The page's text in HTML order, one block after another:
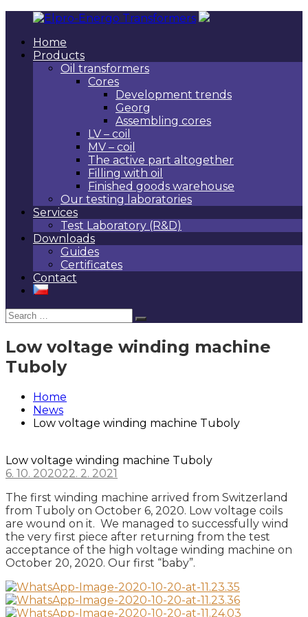
content
Elpro-
Energo
Transformers
Manufacturer
Home
Products
Oil transformers
Cores
Development trends
Georg
Assembling cores
LV – coil
MV – coil
The active part altogether
Filling with oil
Finished goods warehouse
Our testing laboratories
Services
Test Laboratory (R&D)
Downloads
Guides
Certificates
Contact
Search
for:
Search
Low voltage winding machine
Tuboly
Home
News
Low voltage winding machine Tuboly
Low voltage winding machine Tuboly
6. 10. 202022. 2. 2021
The first winding machine arrived from Switzerland
from Tuboly on October 6, 2020. Low voltage coils
are wound on it. We managed to successfully wind
the very first piece after returning from the test
acceptance of the high voltage winding machine on
October 20, 2020. Our first “baby”.